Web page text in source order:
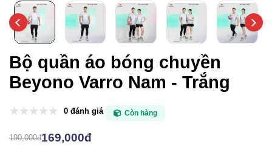
Bộ quần áo bóng chuyền
Beyono Varro Nam - Trắng
0 đánh giá Còn hàng
190,000đ169,000đ